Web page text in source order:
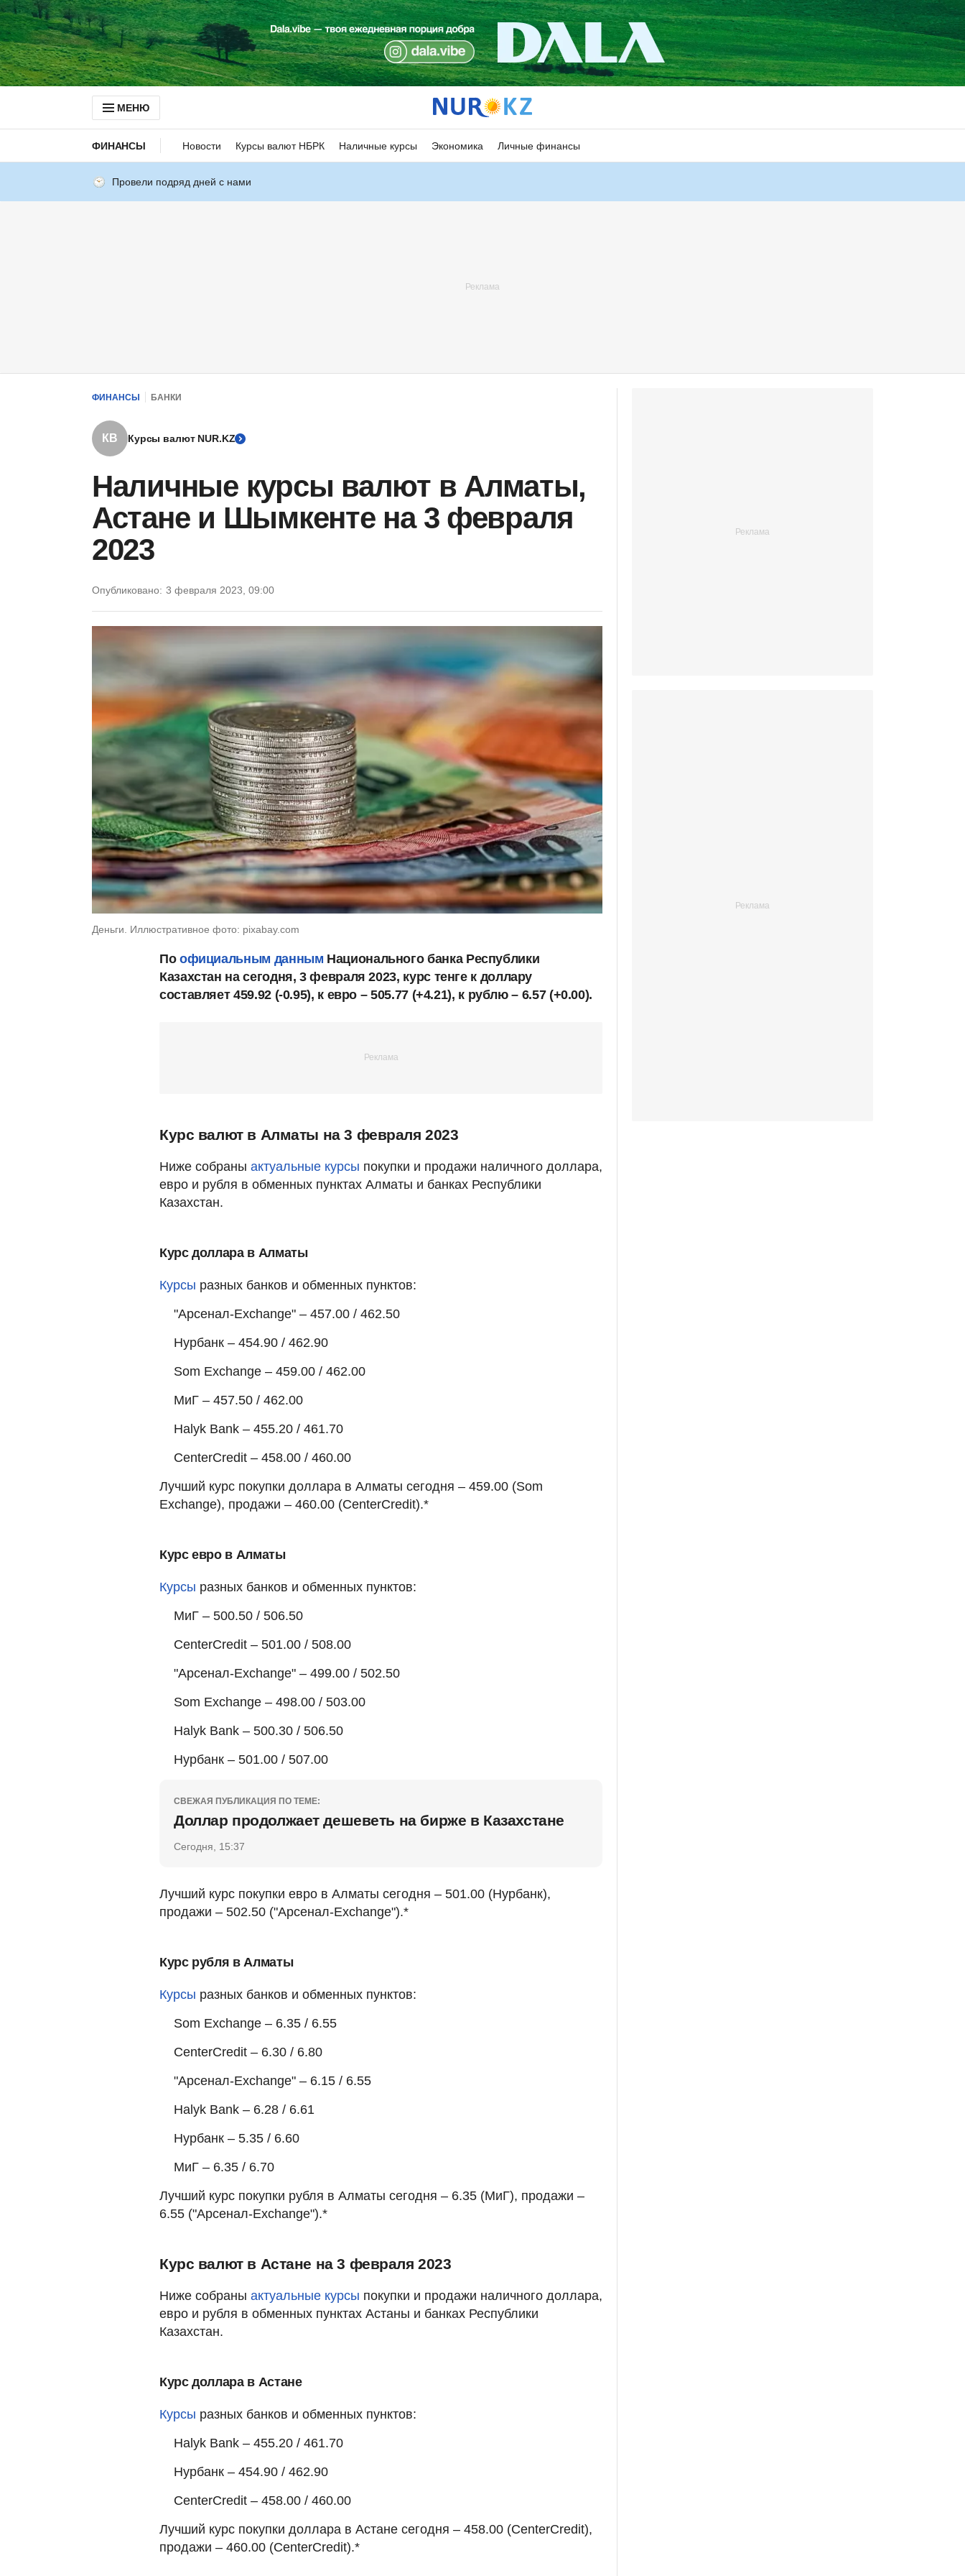
МЕНЮ
ФИНАНСЫ Новости Курсы валют НБРК Наличные курсы Экономика Личные финансы
Провели подряд дней с нами
ФИНАНСЫ БАНКИ
КВ Курсы валют NUR.KZ
Наличные курсы валют в Алматы,
Астане и Шымкенте на 3 февраля
2023
Опубликовано: 3 февраля 2023, 09:00
Деньги. Иллюстративное фото: pixabay.com
По официальным данным Национального банка Республики
Казахстан на сегодня, 3 февраля 2023, курс тенге к доллару
составляет 459.92 (-0.95), к евро – 505.77 (+4.21), к рублю – 6.57 (+0.00).
Курс валют в Алматы на 3 февраля 2023
Ниже собраны актуальные курсы покупки и продажи наличного доллара,
евро и рубля в обменных пунктах Алматы и банках Республики
Казахстан.
Курс доллара в Алматы
Курсы разных банков и обменных пунктов:
"Арсенал-Exchange" – 457.00 / 462.50
Нурбанк – 454.90 / 462.90
Som Exchange – 459.00 / 462.00
МиГ – 457.50 / 462.00
Halyk Bank – 455.20 / 461.70
CenterCredit – 458.00 / 460.00
Лучший курс покупки доллара в Алматы сегодня – 459.00 (Som
Exchange), продажи – 460.00 (CenterCredit).*
Курс евро в Алматы
Курсы разных банков и обменных пунктов:
МиГ – 500.50 / 506.50
CenterCredit – 501.00 / 508.00
"Арсенал-Exchange" – 499.00 / 502.50
Som Exchange – 498.00 / 503.00
Halyk Bank – 500.30 / 506.50
Нурбанк – 501.00 / 507.00
СВЕЖАЯ ПУБЛИКАЦИЯ ПО ТЕМЕ:
Доллар продолжает дешеветь на бирже в Казахстане
Сегодня, 15:37
Лучший курс покупки евро в Алматы сегодня – 501.00 (Нурбанк),
продажи – 502.50 ("Арсенал-Exchange").*
Курс рубля в Алматы
Курсы разных банков и обменных пунктов:
Som Exchange – 6.35 / 6.55
CenterCredit – 6.30 / 6.80
"Арсенал-Exchange" – 6.15 / 6.55
Halyk Bank – 6.28 / 6.61
Нурбанк – 5.35 / 6.60
МиГ – 6.35 / 6.70
Лучший курс покупки рубля в Алматы сегодня – 6.35 (МиГ), продажи –
6.55 ("Арсенал-Exchange").*
Курс валют в Астане на 3 февраля 2023
Ниже собраны актуальные курсы покупки и продажи наличного доллара,
евро и рубля в обменных пунктах Астаны и банках Республики
Казахстан.
Курс доллара в Астане
Курсы разных банков и обменных пунктов:
Halyk Bank – 455.20 / 461.70
Нурбанк – 454.90 / 462.90
CenterCredit – 458.00 / 460.00
Лучший курс покупки доллара в Астане сегодня – 458.00 (CenterCredit),
продажи – 460.00 (CenterCredit).*